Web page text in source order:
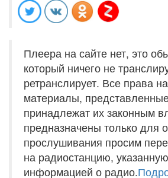
Плеера на сайте нет, это
который ничего не
ретранслирует. Все права
материалы,
принадлежат их законным
предназначены только для
прослушивания просим
на радиостанцию,
информацией о радио.